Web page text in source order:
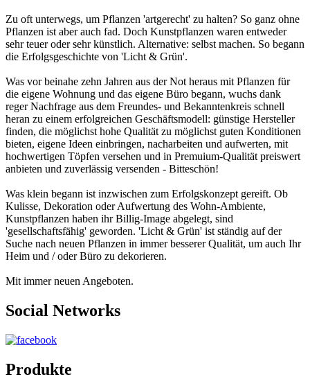
Zu oft unterwegs, um Pflanzen 'artgerecht' zu halten? So ganz ohne
Pflanzen ist aber auch fad. Doch Kunstpflanzen waren entweder
sehr teuer oder sehr künstlich. Alternative: selbst machen. So begann
die Erfolgsgeschichte von 'Licht & Grün'.
Was vor beinahe zehn Jahren aus der Not heraus mit Pflanzen für
die eigene Wohnung und das eigene Büro begann, wuchs dank
reger Nachfrage aus dem Freundes- und Bekanntenkreis schnell
heran zu einem erfolgreichen Geschäftsmodell: günstige Hersteller
finden, die möglichst hohe Qualität zu möglichst guten Konditionen
bieten, eigene Ideen einbringen, nacharbeiten und aufwerten, mit
hochwertigen Töpfen versehen und in Premuium-Qualität preiswert
anbieten und zuverlässig versenden - Bitteschön!
Was klein begann ist inzwischen zum Erfolgskonzept gereift. Ob
Kulisse, Dekoration oder Aufwertung des Wohn-Ambiente,
Kunstpflanzen haben ihr Billig-Image abgelegt, sind
'gesellschaftsfähig' geworden. 'Licht & Grün' ist ständig auf der
Suche nach neuen Pflanzen in immer besserer Qualität, um auch Ihr
Heim und / oder Büro zu dekorieren.
Mit immer neuen Angeboten.
Social Networks
Produkte